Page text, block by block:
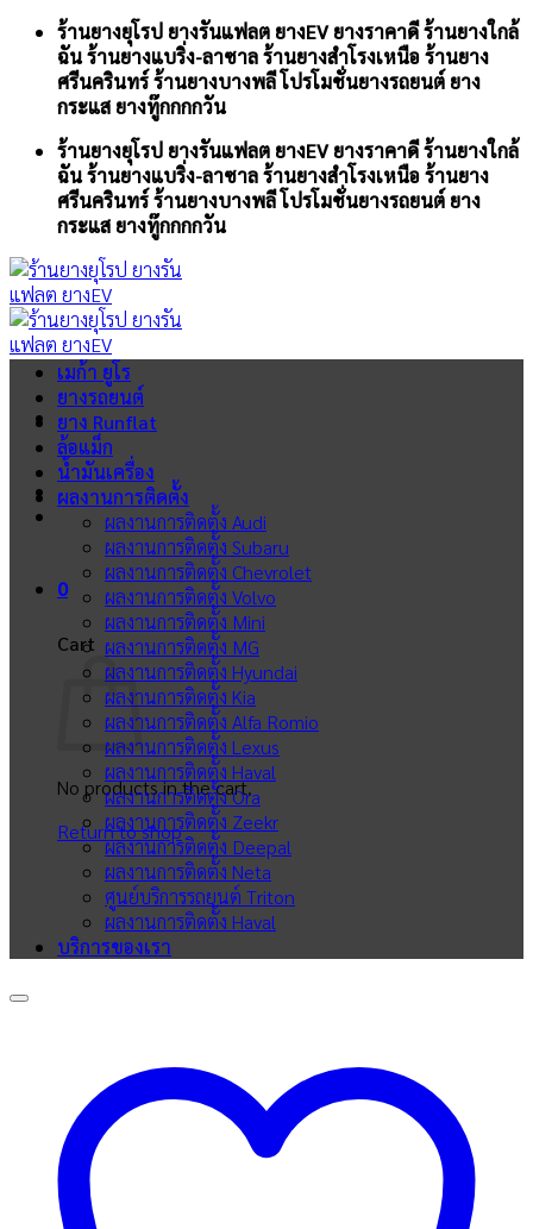
Skip
content
ร้านยางยุโรป ยางรันแฟลต ยางEV ยางราคาดี ร้านยางใกล้
ฉัน ร้านยางแบริ่ง-ลาซาล ร้านยางสำโรงเหนือ ร้านยาง
ศรีนครินทร์ ร้านยางบางพลี โปรโมชั่นยางรถยนต์ ยาง
กระแส ยางทู๊กกกกวัน
ร้านยางยุโรป ยางรันแฟลต ยางEV ยางราคาดี ร้านยางใกล้
ฉัน ร้านยางแบริ่ง-ลาซาล ร้านยางสำโรงเหนือ ร้านยาง
ศรีนครินทร์ ร้านยางบางพลี โปรโมชั่นยางรถยนต์ ยาง
กระแส ยางทู๊กกกกวัน
0
Cart
No products in the cart.
Return to shop
เมก้า ยูโร
ยางรถยนต์
ยาง Runflat
ล้อแม็ก
น้ำมันเครื่อง
ผลงานการติดตั้ง
ผลงานการติดตั้ง Audi
ผลงานการติดตั้ง Subaru
ผลงานการติดตั้ง Chevrolet
ผลงานการติดตั้ง Volvo
ผลงานการติดตั้ง Mini
ผลงานการติดตั้ง MG
ผลงานการติดตั้ง Hyundai
ผลงานการติดตั้ง Kia
ผลงานการติดตั้ง Alfa Romio
ผลงานการติดตั้ง Lexus
ผลงานการติดตั้ง Haval
ผลงานการติดตั้ง Ora
ผลงานการติดตั้ง Zeekr
ผลงานการติดตั้ง Deepal
ผลงานการติดตั้ง Neta
ศูนย์บริการรถยนต์ Triton
ผลงานการติดตั้ง Haval
บริการของเรา